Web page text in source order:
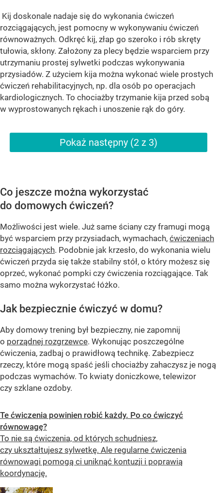
Kij doskonale nadaje się do wykonania ćwiczeń
rozciągających, jest pomocny w wykonywaniu ćwiczeń
równoważnych. Odkręć kij, złap go szeroko i rób skręty
tułowia, skłony. Założony za plecy będzie wsparciem przy
utrzymaniu prostej sylwetki podczas wykonywania
przysiadów. Z użyciem kija można wykonać wiele prostych
ćwiczeń rehabilitacyjnych, np. dla osób po operacjach
kardiologicznych. To chociażby trzymanie kija przed sobą
w wyprostowanych rękach i unoszenie rąk do góry.
Pokaż następny (2 z 3)
Co jeszcze można wykorzystać
do domowych ćwiczeń?
Możliwości jest wiele. Już same ściany czy framugi mogą
być wsparciem przy przysiadach, wymachach, ćwiczeniach
rozciągających. Podobnie jak krzesło, do wykonania wielu
ćwiczeń przyda się także stabilny stół, o który możesz się
oprzeć, wykonać pompki czy ćwiczenia rozciągające. Tak
samo można wykorzystać łóżko.
Jak bezpiecznie ćwiczyć w domu?
Aby domowy trening był bezpieczny, nie zapomnij
o porządnej rozgrzewce. Wykonując poszczególne
ćwiczenia, zadbaj o prawidłową technikę. Zabezpiecz
rzeczy, które mogą spaść jeśli chociażby zahaczysz je nogą
podczas wymachów. To kwiaty doniczkowe, telewizor
czy szklane ozdoby.
Te ćwiczenia powinien robić każdy. Po co ćwiczyć
równowagę?
To nie są ćwiczenia, od których schudniesz,
czy ukształtujesz sylwetkę. Ale regularne ćwiczenia
równowagi pomogą ci uniknąć kontuzji i poprawią
koordynację.